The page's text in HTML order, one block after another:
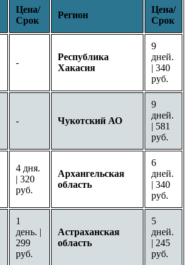
Цена/
Срок
Регион
Цена/
Срок
-
Республика
Хакасия
9
дней.
| 340
руб.
- Чукотский АО
9
дней.
| 581
руб.
4 дня.
| 320
руб.
Архангельская
область
6
дней.
| 340
руб.
1
день. |
299
руб.
Астраханская
область
5
дней.
| 245
руб.